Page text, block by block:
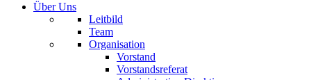
Über Uns
Leitbild
Team
Organisation
Vorstand
Vorstandsreferat